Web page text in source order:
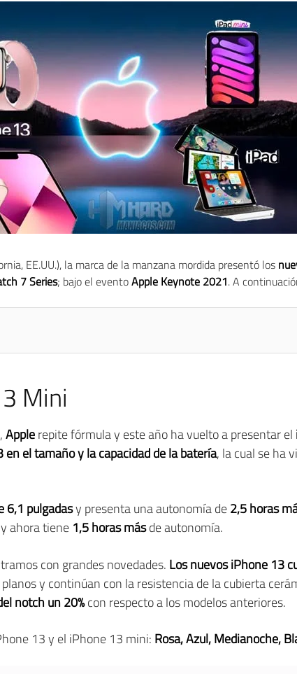
EE.UU.), la marca de la manzana mordida presentó los
7 Series; bajo el eventoApple Keynote 2021. A
Mini
Applerepite fórmula y este año ha vuelto a presentar el
el tamaño y la capacidad de la batería, la cual se ha
6,1 pulgadasy presenta una autonomía de2,5 horas
ahora tiene 1,5 horas másde autonomía.
con grandes novedades. Los nuevos iPhone 13
y continúan con la resistencia de la cubierta
notch un 20%con respecto a los modelos anteriores.
13 y el iPhone 13 mini: Rosa, Azul, Medianoche,